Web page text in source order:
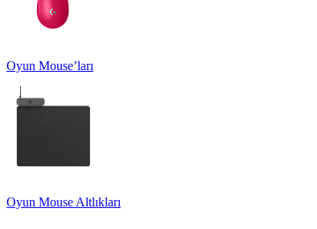
Oyun Mouse’ları
Oyun Mouse Altlıkları